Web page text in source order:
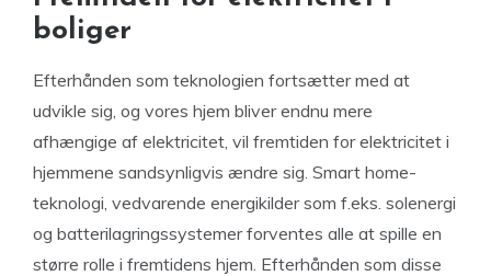
boliger
Efterhånden som teknologien fortsætter med at
udvikle sig, og vores hjem bliver endnu mere
afhængige af elektricitet, vil fremtiden for elektricitet i
hjemmene sandsynligvis ændre sig. Smart home-
teknologi, vedvarende energikilder som f.eks. solenergi
og batterilagringssystemer forventes alle at spille en
større rolle i fremtidens hjem. Efterhånden som disse